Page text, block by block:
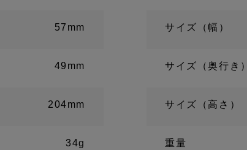
57mm
49mm
204mm
34g
サイズ（幅）
サイズ（奥行き）
サイズ（高さ）
重量